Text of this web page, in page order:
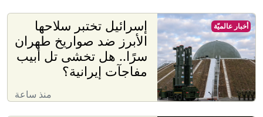
إسرائيل تختبر سلاحها
الأبرز ضد صواريخ طهران
سرًا.. هل تخشى تل أبيب
مفاجآت إيرانية؟
منذ ساعة
أخبار عالميّة